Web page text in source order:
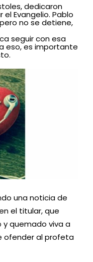
dedicaron
Evangelio. Pablo
no se detiene,
seguir con esa
eso, es importante
una noticia de
el titular, que
y quemado viva a
ofender al profeta